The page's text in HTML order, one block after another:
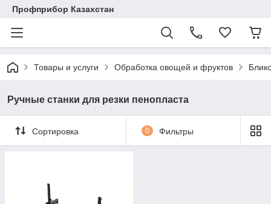
Профприбор Казахстан
Товары и услуги Обработка овощей и фруктов
Ручные станки для резки пенопласта
Сортировка 0 Фильтры